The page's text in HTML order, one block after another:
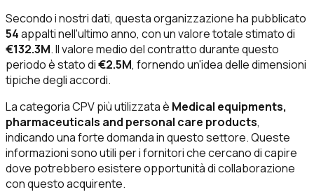
Secondo i nostri dati, questa organizzazione ha pubblicato
54appalti nell'ultimo anno, con un valore totale stimato di
€132.3M. Il valore medio del contratto durante questo
periodo è stato di€2.5M, fornendo un'idea delle dimensioni
tipiche degli accordi.
La categoria CPV più utilizzata è Medical equipments,
pharmaceuticals and personal care products,
indicando una forte domanda in questo settore. Queste
informazioni sono utili per i fornitori che cercano di capire
dove potrebbero esistere opportunità di collaborazione
con questo acquirente.